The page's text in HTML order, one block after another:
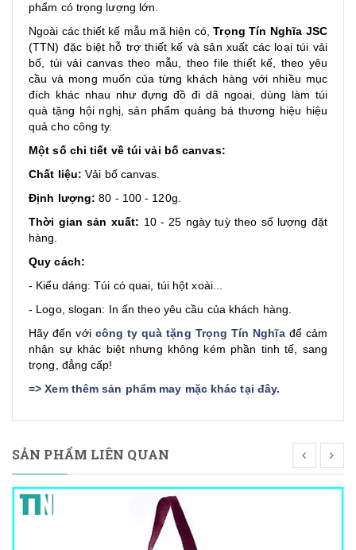
phẩm có trọng lượng lớn.
Ngoài các thiết kế mẫu mã hiện có,Trọng Tín Nghĩa JSC
(TTN) đặc biệt hỗ trợ thiết kế và sản xuất các loại túi vải
bố, túi vải canvas theo mẫu, theo file thiết kế, theo yêu
cầu và mong muốn của từng khách hàng với nhiều mục
đích khác nhau như đựng đồ đi dã ngoại, dùng làm túi
quà tặng hội nghị, sản phẩm quảng bá thương hiệu hiệu
quả cho công ty.
Một số chi tiết về túi vải bố canvas:
Chất liệu: Vải bố canvas.
Định lượng: 80 - 100 - 120g.
Thời gian sản xuất: 10 - 25 ngày tuỳ theo số lượng đặt
hàng.
Quy cách:
- Kiểu dáng: Túi có quai, túi hột xoài...
- Logo, slogan: In ấn theo yêu cầu của khách hàng.
Hãy đến với công ty quà tặng Trọng Tín Nghĩađể cảm
nhận sự khác biệt nhưng không kém phần tinh tế, sang
trọng, đẳng cấp!
=>Xem thêm sản phẩm may mặc khác tại đây.
SẢN PHẨM LIÊN QUAN